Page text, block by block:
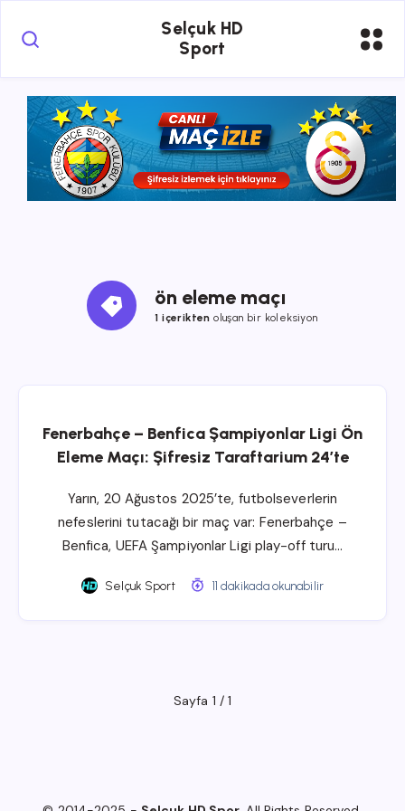
Selçuk HD
Sport
ön eleme maçı
1 içerikten oluşan bir koleksiyon
Fenerbahçe – Benfica Şampiyonlar Ligi Ön
Eleme Maçı: Şifresiz Taraftarium 24’te
Yarın, 20 Ağustos 2025’te, futbolseverlerin
nefeslerini tutacağı bir maç var: Fenerbahçe –
Benfica, UEFA Şampiyonlar Ligi play-off turu…
Selçuk Sport 11 dakikada okunabilir
Sayfa 1 / 1